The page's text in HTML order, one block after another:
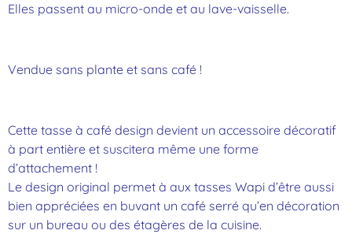
Elles passent au micro-onde et au lave-vaisselle.
Vendue sans plante et sans café !
Cette tasse à café design devient un accessoire décoratif
à part entière et suscitera même une forme
d’attachement !
Le design original permet à aux tasses Wapi d’être aussi
bien appréciées en buvant un café serré qu’en décoration
sur un bureau ou des étagères de la cuisine.